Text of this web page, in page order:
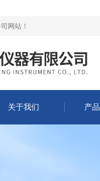
网站 ！
关于我们 产